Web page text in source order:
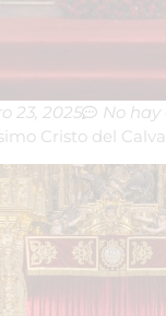
23, 2025 No
Cristo del